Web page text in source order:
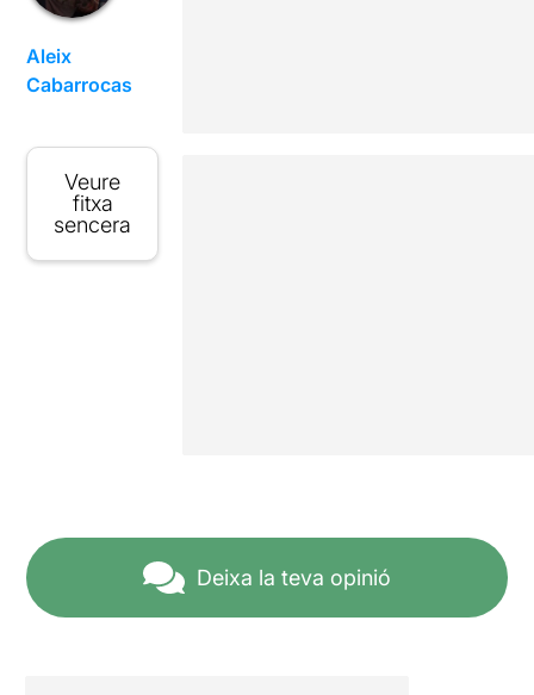
Aleix
Cabarrocas
Veure
fitxa
sencera
Deixa la teva opinió